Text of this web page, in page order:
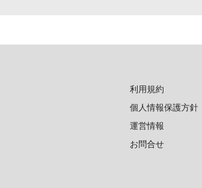
利用規約
個人情報保護方針
運営情報
お問合せ